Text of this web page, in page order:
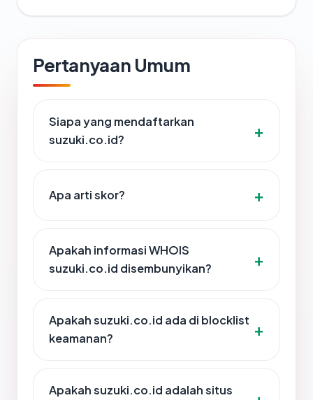
Pertanyaan Umum
Siapa yang mendaftarkan
suzuki.co.id?
Apa arti skor?
Apakah informasi WHOIS
suzuki.co.id disembunyikan?
Apakah suzuki.co.id ada di blocklist
keamanan?
Apakah suzuki.co.id adalah situs